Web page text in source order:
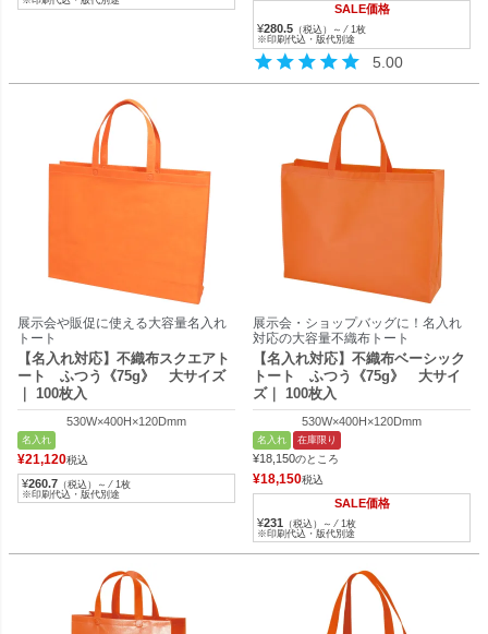
SALE価格
¥280.5 （税込）～ ⁄ 1枚
※印刷代込・版代別途
5.00
展示会や販促に使える大容量名入れ
トート
【名入れ対応】不織布スクエアト
ート ふつう《75g》 大サイズ
｜ 100枚入
530W×400H×120Dmm
名入れ
¥21,120税込
¥260.7 （税込）～ ⁄ 1枚
※印刷代込・版代別途
展示会・ショップバッグに！名入れ
対応の大容量不織布トート
【名入れ対応】不織布ベーシック
トート ふつう《75g》 大サイ
ズ｜ 100枚入
530W×400H×120Dmm
名入れ 在庫限り
¥18,150のところ
¥18,150税込
SALE価格
¥231 （税込）～ ⁄ 1枚
※印刷代込・版代別途